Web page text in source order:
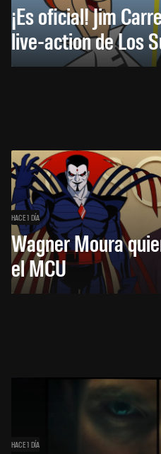
¡Es oficial! Jim
live-action de Los
HACE 1 DÍA
Wagner Moura
el MCU
HACE 1 DÍA